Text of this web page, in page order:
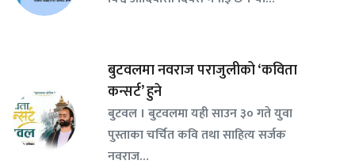
बुटवलमा नवराज पराजुलीको ‘कविता
कन्सर्ट’ हुने
बुटवल । बुटवलमा यही साउन ३० गते युवा
पुस्ताका चर्चित कवि तथा साहित्य सर्जक
नवराज…